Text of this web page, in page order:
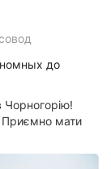
до
Чорногорію!
Приємно мати